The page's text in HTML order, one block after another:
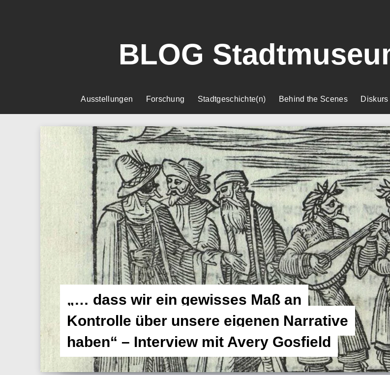
BLOG
Ausstellungen Forschung Stadtgeschichte(n) Behind the Scenes Diskurs
„… dass wir ein gewisses Maß an
Kontrolle über unsere eigenen Narrative
haben“ – Interview mit Avery Gosfield